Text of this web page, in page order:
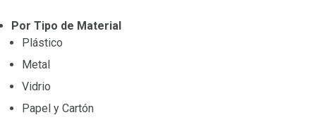
Por Tipo de Material
Plástico
Metal
Vidrio
Papel y Cartón